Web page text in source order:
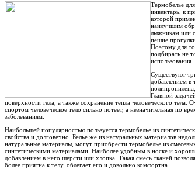
Термобелье
инвентарь, к
которой
наилучшим
лыжникам или
пешие
Поэтому для
подбирать не
использования.
Существуют
добавлением в
Главной
поверхности тела, а также сохранение тепла человеческого
спортом человеческое тело сильно потеет, а незначительная по
заболеваниям.
Наибольшей популярностью пользуется термобелье из
свойства и долговечно. Белье же из натуральных материалов
натуральные материалы, могут приобрести термобелье из
синтетическими материалами. Наиболее удобным в носке и
добавлением в него шерсти или хлопка. Такая смесь тканей
более приятна к телу, облегает его и довольно комфортна.